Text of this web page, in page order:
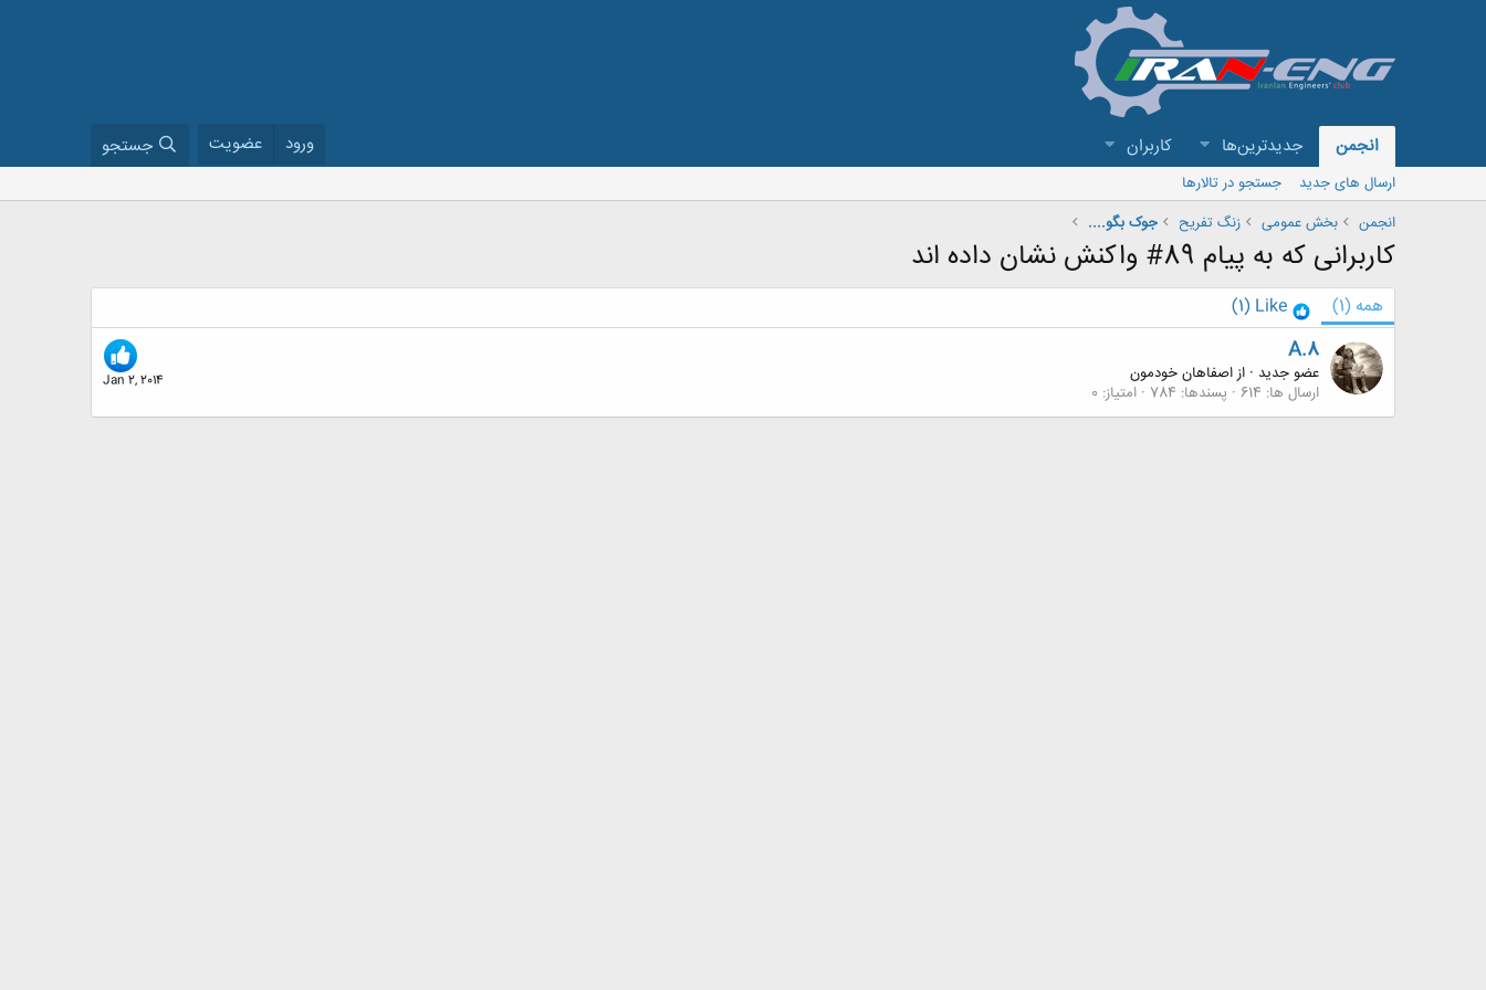
انجمن جدیدترین‌ها کاربران ورود عضویت جستجو
ارسال های جدید
جستجو در تالارها
انجمن
بخش عمومی زنگ تفريح جوک بگو....
کاربرانی که به پیام 89# واکنش نشان داده اند
همه (1)
Like
(1)
Jan 2, 2014
A.8
عضو جدید · ازاصفاهان خودمون
ارسال ها 614 پسندها 784 امتیاز 0